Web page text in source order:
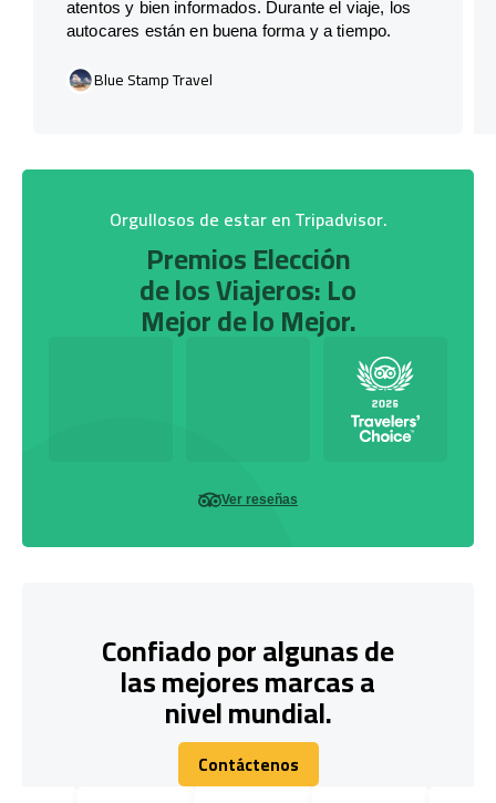
atentos y bien informados. Durante el viaje, los
autocares están en buena forma y a tiempo.
Blue Stamp Travel
Orgullosos de estar en Tripadvisor.
Premios Elección
de los Viajeros: Lo
Mejor de lo Mejor.
Ver reseñas
Confiado por algunas de
las mejores marcas a
nivel mundial.
Contáctenos
Contáctenos